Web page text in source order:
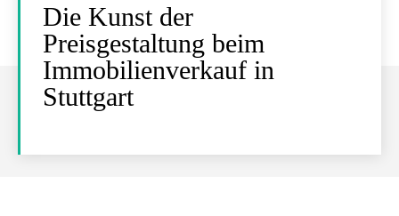
Die Kunst der
Preisgestaltung beim
Immobilienverkauf in
Stuttgart